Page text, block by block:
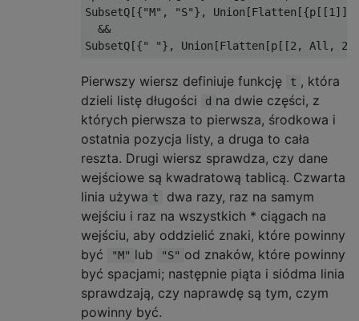
SubsetQ[{"M", "S"},
  &&
Pierwszy wiersz definiuje funkcję t , która
dzieli listę długości
d na dwie części, z
których pierwsza to pierwsza, środkowa i
ostatnia pozycja listy, a druga to cała
reszta. Drugi wiersz sprawdza, czy dane
wejściowe są kwadratową tablicą. Czwarta
linia używa t
dwa razy, raz na samym
wejściu i raz na wszystkich * ciągach na
wejściu, aby oddzielić znaki, które powinny
być
"M" lub "S" od znaków, które powinny
być spacjami; następnie piąta i siódma linia
sprawdzają, czy naprawdę są tym, czym
powinny być.